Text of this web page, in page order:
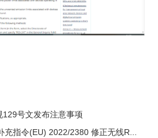
129号文发布注意事项
充指令(EU) 2022/2380 修正无线R...